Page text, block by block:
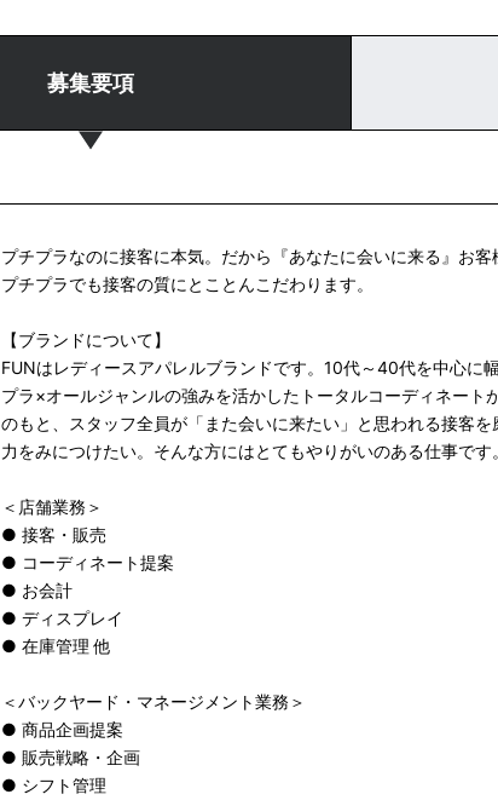
募集要項
プチプラなのに接客に本気。だから『あなたに会いに来る』お客
プチプラでも接客の質にとことんこだわります。
【ブランドについて】
FUNはレディースアパレルブランドです。10代～40代を中心に
プラ×オールジャンルの強みを活かしたトータルコーディネー
のもと、スタッフ全員が「また会いに来たい」と思われる接客
力をみにつけたい。そんな方にはとてもやりがいのある仕事です。
＜店舗業務＞
● 接客・販売
● コーディネート提案
● お会計
● ディスプレイ
● 在庫管理 他
＜バックヤード・マネージメント業務＞
● 商品企画提案
● 販売戦略・企画
● シフト管理